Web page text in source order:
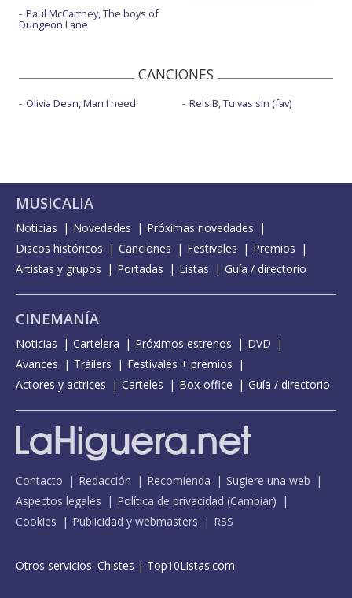
Paul McCartney, The boys of
Dungeon Lane
CANCIONES
Olivia Dean, Man I need Rels B, Tu vas sin (fav)
MUSICALIA
Noticias Novedades
Próximas novedades
Discos históricos
Canciones Festivales
Premios
Artistas y grupos
Portadas Listas Guía / directorio
CINEMANÍA
Noticias Cartelera Próximos estrenos
DVD
Avances
Tráilers
Festivales + premios
Actores y actrices
Carteles Box-office Guía / directorio
Contacto Redacción Recomienda
Sugiere una web
Aspectos legales
Política de privacidad (Cambiar)
Cookies
Publicidad y webmasters RSS
Otros servicios: Chistes | Top10Listas.com